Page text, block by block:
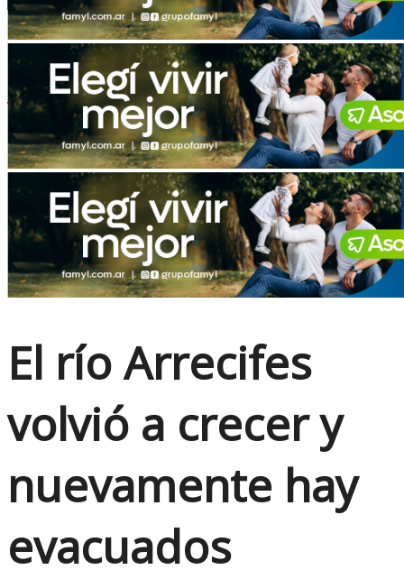
No Result
View All Result
El río Arrecifes
volvió a crecer y
nuevamente hay
evacuados